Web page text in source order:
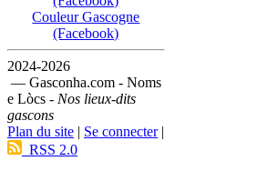
Couleur Gascogne
(Facebook)
2024-2026
— Gasconha.com - Noms
e Lòcs - Nos lieux-dits
gascons
Plan du site | Se connecter|
RSS 2.0